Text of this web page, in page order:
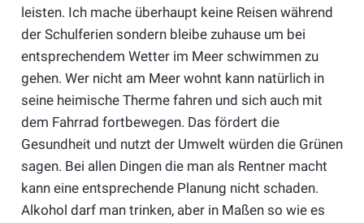
leisten. Ich mache überhaupt keine Reisen während
der Schulferien sondern bleibe zuhause um bei
entsprechendem Wetter im Meer schwimmen zu
gehen. Wer nicht am Meer wohnt kann natürlich in
seine heimische Therme fahren und sich auch mit
dem Fahrrad fortbewegen. Das fördert die
Gesundheit und nutzt der Umwelt würden die Grünen
sagen. Bei allen Dingen die man als Rentner macht
kann eine entsprechende Planung nicht schaden.
Alkohol darf man trinken, aber in Maßen so wie es